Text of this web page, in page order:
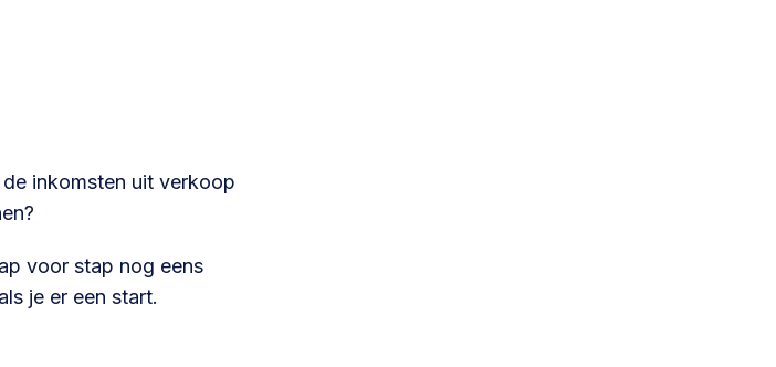
inkomsten uit verkoop
voor stap nog eens
je er een start.